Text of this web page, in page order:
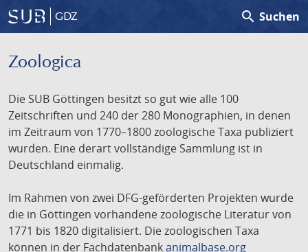
GDZ search Suchen
Zoologica
Die SUB Göttingen besitzt so gut wie alle 100
Zeitschriften und 240 der 280 Monographien, in denen
im Zeitraum von 1770–1800 zoologische Taxa publiziert
wurden. Eine derart vollständige Sammlung ist in
Deutschland einmalig.
Im Rahmen von zwei DFG-geförderten Projekten wurde
die in Göttingen vorhandene zoologische Literatur von
1771 bis 1820 digitalisiert. Die zoologischen Taxa
können in der Fachdatenbankanimalbase.org